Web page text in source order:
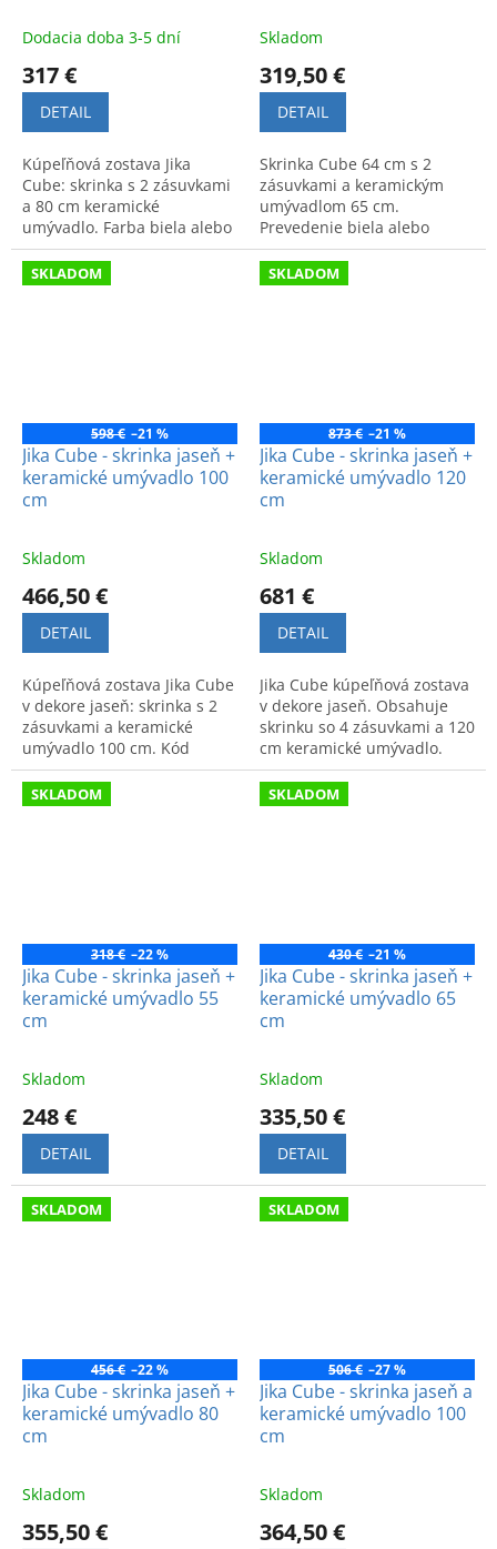
Dodacia doba 3-5 dní
317 €
DETAIL
Kúpeľňová zostava Jika
Cube: skrinka s 2 zásuvkami
a 80 cm keramické
umývadlo. Farba biela alebo
tmavý dub. Kvalitný a
praktický úložný priestor.
Skladom
319,50 €
DETAIL
Skrinka Cube 64 cm s 2
zásuvkami a keramickým
umývadlom 65 cm.
Prevedenie biela alebo
tmavý dub. Moderný štýl,
kvalitný materiál a praktický
úložný priestor.
SKLADOM
598 € –21 %
Jika Cube - skrinka jaseň +
keramické umývadlo 100
cm
Skladom
466,50 €
DETAIL
Kúpeľňová zostava Jika Cube
v dekore jaseň: skrinka s 2
zásuvkami a keramické
umývadlo 100 cm. Kód
výrobku: H4536521765141.
SKLADOM
873 € –21 %
Jika Cube - skrinka jaseň +
keramické umývadlo 120
cm
Skladom
681 €
DETAIL
Jika Cube kúpeľňová zostava
v dekore jaseň. Obsahuje
skrinku so 4 zásuvkami a 120
cm keramické umývadlo.
Moderný dizajn a praktický
úložný priestor.
SKLADOM
318 € –22 %
Jika Cube - skrinka jaseň +
keramické umývadlo 55
cm
Skladom
248 €
DETAIL
SKLADOM
430 € –21 %
Jika Cube - skrinka jaseň +
keramické umývadlo 65
cm
Skladom
335,50 €
DETAIL
SKLADOM
456 € –22 %
Jika Cube - skrinka jaseň +
keramické umývadlo 80
cm
Skladom
355,50 €
SKLADOM
506 € –27 %
Jika Cube - skrinka jaseň a
keramické umývadlo 100
cm
Skladom
364,50 €